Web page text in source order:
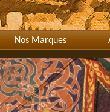
Nos Marques